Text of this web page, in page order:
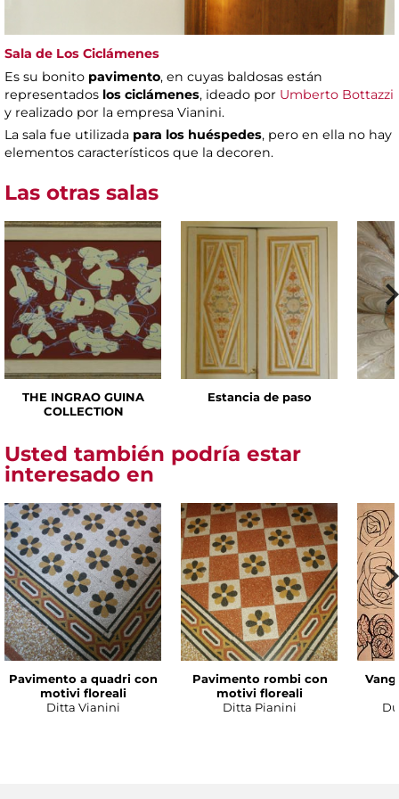
Sala de Los Ciclámenes
Es su bonito pavimento, en cuyas baldosas están
representados los ciclámenes, ideado por Umberto Bottazzi
y realizado por la empresa Vianini.
La sala fue utilizada para los huéspedes, pero en ella no hay
elementos característicos que la decoren.
Las otras salas
THE INGRAO GUINA
COLLECTION
Estancia de paso
Usted también podría estar
interesado en
Pavimento a quadri con
motivi floreali
Ditta Vianini
Pavimento rombi con
motivi floreali
Ditta Pianini